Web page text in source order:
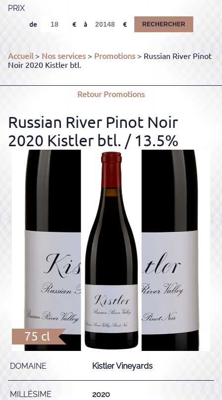
PRIX
de à RECHERCHER
Accueil> Nos services > Promotions > Russian River Pinot
Noir 2020 Kistler btl.
RetourPromotions
Russian River Pinot Noir
2020 Kistler btl. / 13.5%
75 cl
DOMAINE Kistler Vineyards
MILLÉSIME 2020